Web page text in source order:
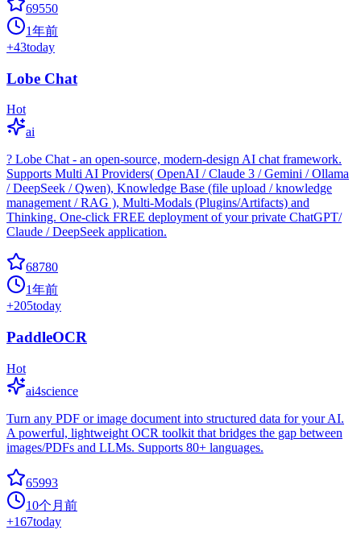
69550
1年前
+43today
Lobe Chat
Hot
ai
? Lobe Chat - an open-source, modern-design AI chat framework.
Supports Multi AI Providers( OpenAI / Claude 3 / Gemini / Ollama
/ DeepSeek / Qwen), Knowledge Base (file upload / knowledge
management / RAG ), Multi-Modals (Plugins/Artifacts) and
Thinking. One-click FREE deployment of your private ChatGPT/
Claude / DeepSeek application.
68780
1年前
+205today
PaddleOCR
Hot
ai4science
Turn any PDF or image document into structured data for your AI.
A powerful, lightweight OCR toolkit that bridges the gap between
images/PDFs and LLMs. Supports 80+ languages.
65993
10个月前
+167today